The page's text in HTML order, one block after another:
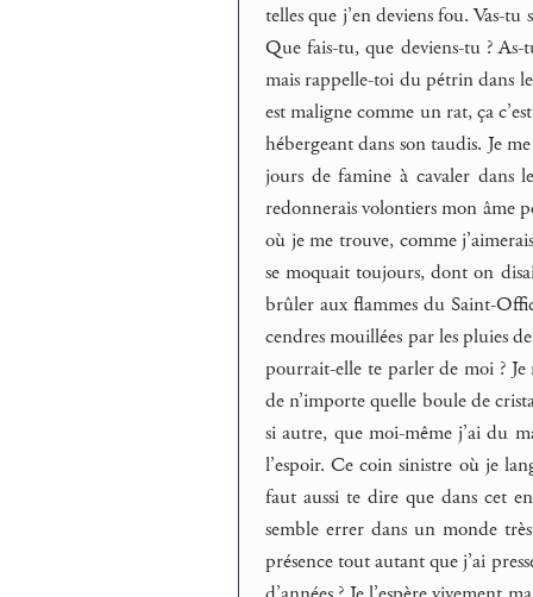
telles que j’en deviens fou. Vas-
Que fais-tu, que deviens-tu ?
mais rappelle-toi du pétrin dans
est maligne comme un rat, ça
hébergeant dans son taudis. Je
jours de famine à cavaler dans
redonnerais volontiers mon âme
où je me trouve, comme
se moquait toujours, dont on
brûler aux flammes du Saint-
cendres mouillées par les pluies
pourrait-elle te parler de moi ?
de n’importe quelle boule de
si autre, que moi-même j’ai du
l’espoir. Ce coin sinistre où je
faut aussi te dire que dans cet
semble errer dans un monde
présence tout autant que j’ai